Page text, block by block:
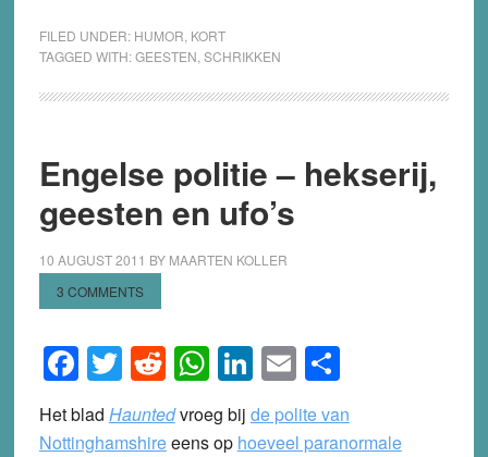
FILED UNDER: HUMOR KORT
TAGGED WITH:GEESTEN SCHRIKKEN
Engelse politie – hekserij,
geesten en ufo’s
10 AUGUST 2011 BY MAARTEN KOLLER
3 COMMENTS
Facebook
Twitter
Reddit
WhatsApp
LinkedIn
EmailShare
Het blad Hauntedvroeg bij de polite van
Nottinghamshireeens op hoeveel paranormale